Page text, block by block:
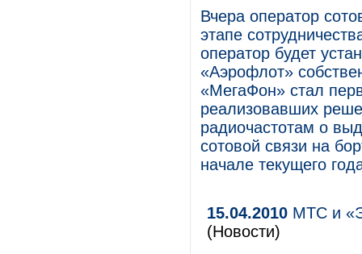
Вчера оператор
этапе
оператор будет
«Аэрофлот»
«МегаФон» стал
реализовавших
радиочастотам о
сотовой связи на
начале текущего
15.04.2010 МТС и
(Новости)